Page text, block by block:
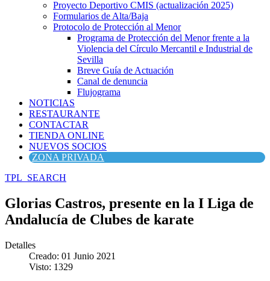
Proyecto Deportivo CMIS (actualización 2025)
Formularios de Alta/Baja
Protocolo de Protección al Menor
Programa de Protección del Menor frente a la
Violencia del Círculo Mercantil e Industrial de
Sevilla
Breve Guía de Actuación
Canal de denuncia
Flujograma
NOTICIAS
RESTAURANTE
CONTACTAR
TIENDA ONLINE
NUEVOS SOCIOS
ZONA PRIVADA
TPL_SEARCH
Glorias Castros, presente en la I Liga de
Andalucía de Clubes de karate
Detalles
Creado: 01 Junio 2021
Visto: 1329